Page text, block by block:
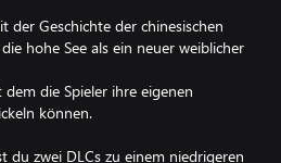
der Geschichte der chinesischen
hohe See als ein neuer weiblicher
die Spieler ihre eigenen
können.
du zwei DLCs zu einem niedrigeren